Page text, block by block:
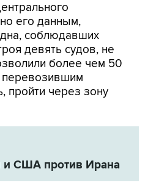
его данным,
соблюдавших
девять судов, не
более чем 50
перевозившим
пройти через зону
и США против Ирана